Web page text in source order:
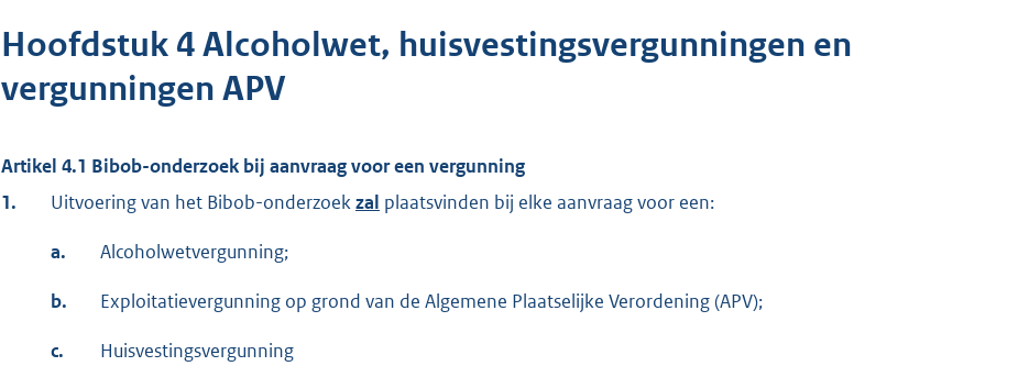
Hoofdstuk 4 Alcoholwet, huisvestingsvergunningen en
vergunningen APV
Artikel 4.1 Bibob-onderzoek bij aanvraag voor een vergunning
1.
Uitvoering van het Bibob-onderzoekzal plaatsvinden bij elke aanvraag voor een:
a. Alcoholwetvergunning;
b. Exploitatievergunning op grond van de Algemene Plaatselijke Verordening (APV);
c. Huisvestingsvergunning